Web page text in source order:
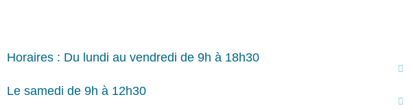
Horaires : Du lundi au vendredi de 9h à 18h30
Le samedi de 9h à 12h30